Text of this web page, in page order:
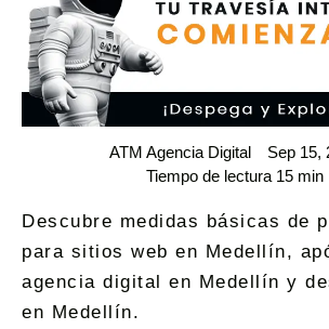
ATM Agencia Digital
Sep 15,
Tiempo de lectura 15 min
Descubre medidas básicas de
para sitios web en Medellín,
agencia digital en Medellín y
en Medellín.